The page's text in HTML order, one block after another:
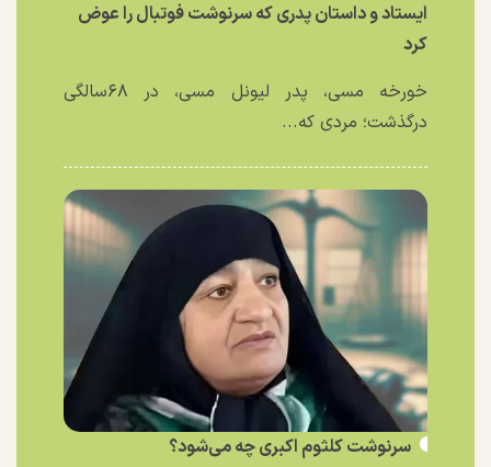
ایستاد و داستان پدری که سرنوشت فوتبال را عوض
کرد
خورخه مسی، پدر لیونل مسی، در ۶۸سالگی
درگذشت؛ مردی که...
سرنوشت کلثوم اکبری چه می‌شود؟